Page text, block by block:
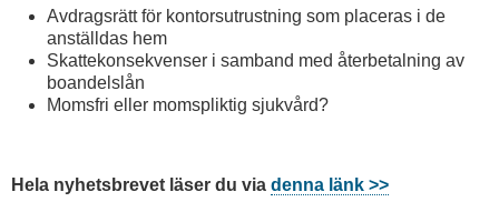
Avdragsrätt för kontorsutrustning som placeras i de
anställdas hem
Skattekonsekvenser i samband med återbetalning av
boandelslån
Momsfri eller momspliktig sjukvård?
Hela nyhetsbrevet läser du via denna länk >>